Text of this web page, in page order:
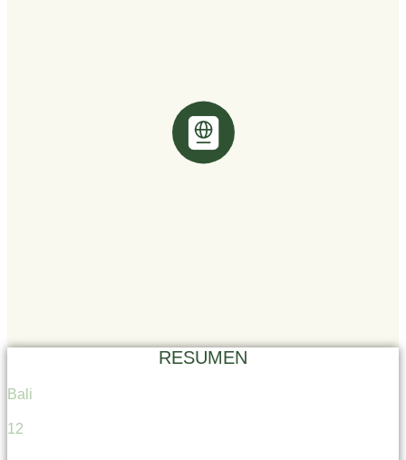
RESUMEN
Bali
12